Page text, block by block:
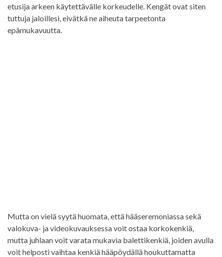
etusija arkeen käytettävälle korkeudelle. Kengät ovat siten
tuttuja jaloillesi, eivätkä ne aiheuta tarpeetonta
epämukavuutta.
Mutta on vielä syytä huomata, että hääseremoniassa sekä
valokuva- ja videokuvauksessa voit ostaa korkokenkiä,
mutta juhlaan voit varata mukavia balettikenkiä, joiden avulla
voit helposti vaihtaa kenkiä hääpöydällä houkuttamatta